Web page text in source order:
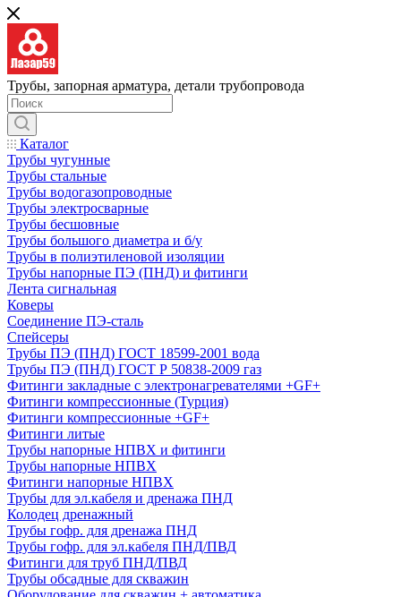
Трубы, запорная арматура, детали трубопровода
Каталог
Трубы чугунные
Трубы стальные
Трубы водогазопроводные
Трубы электросварные
Трубы бесшовные
Трубы большого диаметра и б/у
Трубы в полиэтиленовой изоляции
Трубы напорные ПЭ (ПНД) и фитинги
Лента сигнальная
Коверы
Соединение ПЭ-сталь
Спейсеры
Трубы ПЭ (ПНД) ГОСТ 18599-2001 вода
Трубы ПЭ (ПНД) ГОСТ Р 50838-2009 газ
Фитинги закладные с электронагревателями +GF+
Фитинги компрессионные (Турция)
Фитинги компрессионные +GF+
Фитинги литые
Трубы напорные НПВХ и фитинги
Трубы напорные НПВХ
Фитинги напорные НПВХ
Трубы для эл.кабеля и дренажа ПНД
Колодец дренажный
Трубы гофр. для дренажа ПНД
Трубы гофр. для эл.кабеля ПНД/ПВД
Фитинги для труб ПНД/ПВД
Трубы обсадные для скважин